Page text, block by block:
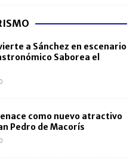
a Sánchez en escenario
Saborea el
0
como nuevo atractivo
Pedro de Macorís
0